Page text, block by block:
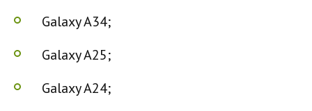
Galaxy A34;
Galaxy A25;
Galaxy A24;